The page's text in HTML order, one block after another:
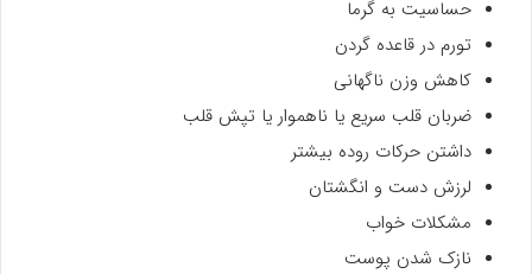
حساسیت به گرما
تورم در قاعده گردن
کاهش وزن ناگهانی
ضربان قلب سریع یا ناهموار یا تپش قلب
داشتن حرکات روده بیشتر
لرزش دست و انگشتان
مشکلات خواب
نازک شدن پوست